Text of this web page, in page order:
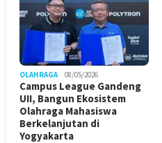
OLAHRAGA 08/05/2026
Campus League Gandeng
UII, Bangun Ekosistem
Olahraga Mahasiswa
Berkelanjutan di
Yogyakarta